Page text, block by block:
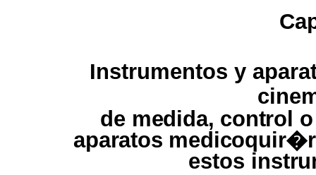
Instrumentos y
de medida, control
aparatos
estos